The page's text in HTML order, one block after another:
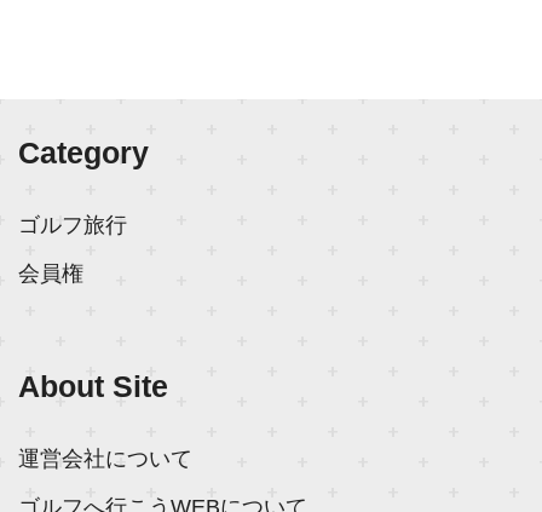
Category
ゴルフ旅行
会員権
About Site
運営会社について